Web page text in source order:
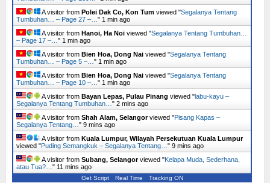
A visitor from Polei Dak Co, Kon Tum viewed "Segalanya Tentang
Tumbuhan… – Page 27 –… " 1 min ago
A visitor from Hanoi, Ha Noi viewed "Segalanya Tentang Tumbuhan…
– Page 17 –… " 1 min ago
A visitor from Bien Hoa, Dong Nai viewed "Segalanya Tentang
Tumbuhan… – Page 5 –… " 1 min ago
A visitor from Bien Hoa, Dong Nai viewed "Segalanya Tentang
Tumbuhan… – Page 10 –… " 1 min ago
A visitor from Bayan Lepas, Pulau Pinang viewed "labu-kayu –
Segalanya Tentang Tumbuhan… " 2 mins ago
A visitor from Shah Alam, Selangorviewed "Pisang Kapas –
Segalanya Tentang… " 9 mins ago
A visitor from Kuala Lumpur, Wilayah Persekutuan Kuala Lumpur
viewed "Puding Semangkuk – Segalanya Tentang… " 9 mins ago
A visitor from Subang, Selangorviewed "Kelapa Muda, Sederhana,
atau Tua?… " 11 mins ago
Get Script Real Time Tracking ON